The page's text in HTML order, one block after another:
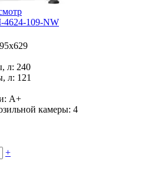
109-NW
л: 240
л: 121
A+
камеры: 4
+